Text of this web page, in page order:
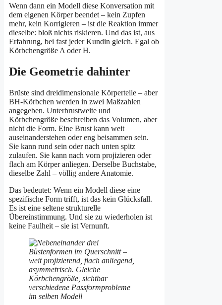
Wenn dann ein Modell diese Konversation mit
dem eigenen Körper beendet – kein Zupfen
mehr, kein Korrigieren – ist die Reaktion immer
dieselbe: bloß nichts riskieren. Und das ist, aus
Erfahrung, bei fast jeder Kundin gleich. Egal ob
Körbchengröße A oder H.
Die Geometrie dahinter
Brüste sind dreidimensionale Körperteile – aber
BH-Körbchen werden in zwei Maßzahlen
angegeben. Unterbrustweite und
Körbchengröße beschreiben das Volumen, aber
nicht die Form. Eine Brust kann weit
auseinanderstehen oder eng beisammen sein.
Sie kann rund sein oder nach unten spitz
zulaufen. Sie kann nach vorn projizieren oder
flach am Körper anliegen. Derselbe Buchstabe,
dieselbe Zahl – völlig andere Anatomie.
Das bedeutet: Wenn ein Modell diese eine
spezifische Form trifft, ist das kein Glücksfall.
Es ist eine seltene strukturelle
Übereinstimmung. Und sie zu wiederholen ist
keine Faulheit – sie ist Vernunft.